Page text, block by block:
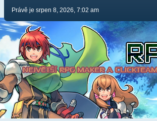
Právě je srpen 8, 2026, 7:02 am